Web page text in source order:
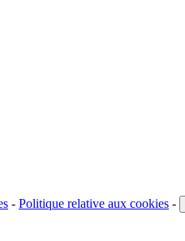
- Politique relative aux cookies -